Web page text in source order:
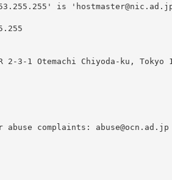
is
2-3-1 Otemachi Chiyoda-ku, Tokyo
complaints: abuse@ocn.ad.jp